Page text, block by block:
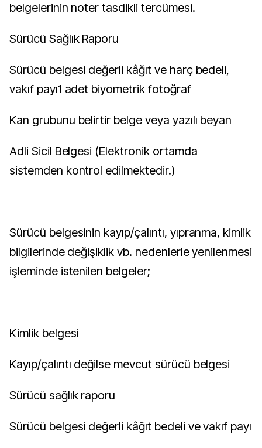
belgelerinin noter tasdikli tercümesi.
Sürücü Sağlık Raporu
Sürücü belgesi değerli kâğıt ve harç bedeli,
vakıf payı1 adet biyometrik fotoğraf
Kan grubunu belirtir belge veya yazılı beyan
Adli Sicil Belgesi (Elektronik ortamda
sistemden kontrol edilmektedir.)
Sürücü belgesinin kayıp/çalıntı, yıpranma, kimlik
bilgilerinde değişiklik vb. nedenlerle yenilenmesi
işleminde istenilen belgeler;
Kimlik belgesi
Kayıp/çalıntı değilse mevcut sürücü belgesi
Sürücü sağlık raporu
Sürücü belgesi değerli kâğıt bedeli ve vakıf payı